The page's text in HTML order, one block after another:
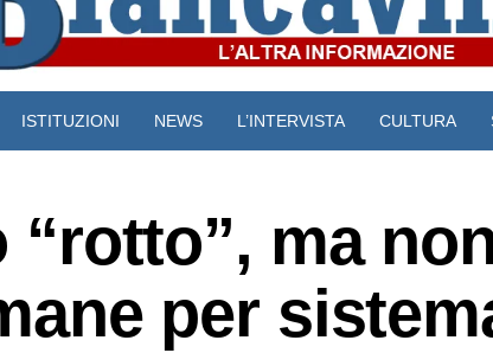
ISTITUZIONI NEWS L’INTERVISTA CULTURA
“rotto”, ma
per